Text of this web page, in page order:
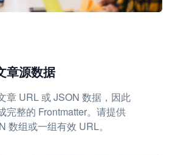
章源数据
章 URL 或 JSON 数据，因此
完整的 Frontmatter。请提供
数组或一组有效 URL。